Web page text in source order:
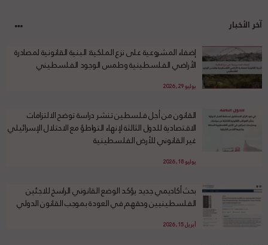
آخر الأخبار
إضفاء المشروعية على نزع الملكية: البنية القانونية لمصادرة
الأراضي الفلسطينية وطمس الوجود الفلسطيني
يوليو 29, 2026
القانون من أجل فلسطين تنشر دراسة توضح الالتزامات
الاقتصادية للدول الثالثة لإنهاء التواطؤ مع الاحتلال الإسرائيلي
غير القانوني للأرض الفلسطينية
يوليو 18, 2026
بحث أكاديمي جديد يؤكد الوضع القانوني الراسخ للاجئين
الفلسطينيين وحقهم في العودة بموجب القانون الدولي
أبريل 15, 2026